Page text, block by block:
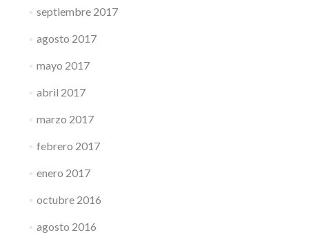
septiembre 2017
agosto 2017
mayo 2017
abril 2017
marzo 2017
febrero 2017
enero 2017
octubre 2016
agosto 2016